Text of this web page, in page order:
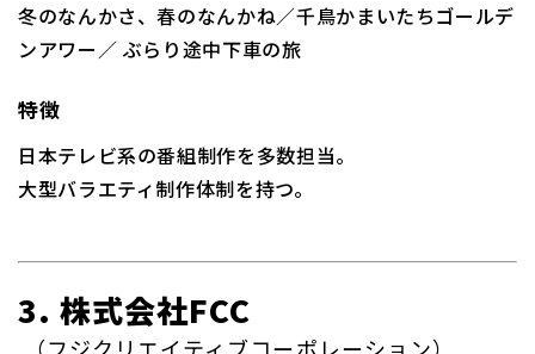
冬のなんかさ、春のなんかね／千鳥かまいたちゴールデ
ンアワー／ ぶらり途中下車の旅
特徴
日本テレビ系の番組制作を多数担当。
大型バラエティ制作体制を持つ。
3. 株式会社FCC